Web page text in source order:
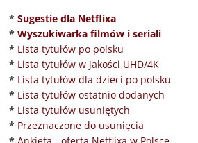
* Sugestie dla Netflixa
* Wyszukiwarka filmów i seriali
* Lista tytułów po polsku
* Lista tytułów w jakości UHD/4K
* Lista tytułów dla dzieci po polsku
* Lista tytułów ostatnio dodanych
* Lista tytułów usuniętych
* Przeznaczone do usunięcia